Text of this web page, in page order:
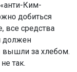
Ким-
добиться
все средства
должен
вышли за хлебом.
так.